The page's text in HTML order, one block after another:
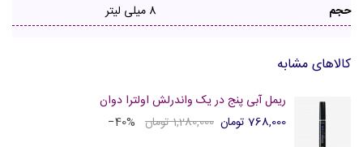
حجم 8 میلی لیتر
کالاهای مشابه
ریمل آبی پنج در یک واندرلش اولترا دوان
768,000 تومان
1,280,000 تومان ‎−40%